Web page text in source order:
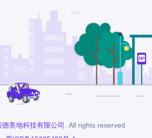
德美地科技有限公司
. All rights reserved